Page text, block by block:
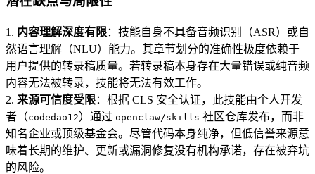
1. 内容理解深度有限：技能自身不具备音频识别（ASR）或自
然语言理解（NLU）能力。其章节划分的准确性极度依赖于
用户提供的转录稿质量。若转录稿本身存在大量错误或纯音频
内容无法被转录，技能将无法有效工作。
2. 来源可信度受限：根据 CLS 安全认证，此技能由个人开发
者（codedao12）通过 openclaw/skills 社区仓库发布，而非
知名企业或顶级基金会。尽管代码本身纯净，但低信誉来源意
味着长期的维护、更新或漏洞修复没有机构承诺，存在被弃坑
的风险。